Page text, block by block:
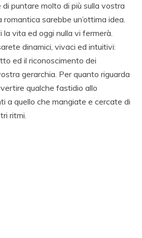
puntare molto di più sulla vostra
sarebbe un’ottima idea.
la vita ed oggi nulla vi fermerà.
dinamici, vivaci ed intuitivi:
ed il riconoscimento dei
gerarchia. Per quanto riguarda
qualche fastidio allo
a quello che mangiate e cercate di
ritmi.